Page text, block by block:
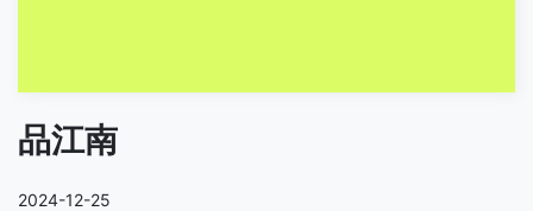
品江南
2024-12-25